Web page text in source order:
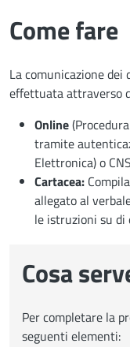
Come fare
La comunicazione dei
effettuata attraverso
Online
tramite
Elettronica) o
Cartacea:
allegato al
le istruzioni su di
Cosa
Per completare la
seguenti elementi: